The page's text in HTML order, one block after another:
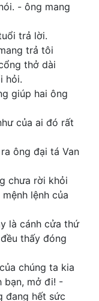
- ông mang
trả lời.
trả tôi
thở dài
hỏi.
giúp hai ông
của ai đó rất
ông đại tá Van
chưa rời khỏi
lệnh của
là cánh cửa thứ
thấy đóng
chúng ta kia
bạn, mở đi! -
đang hết sức